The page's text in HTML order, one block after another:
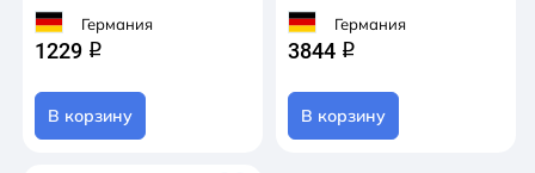
Германия
1229 q
В корзину
Германия
3844 q
В корзину